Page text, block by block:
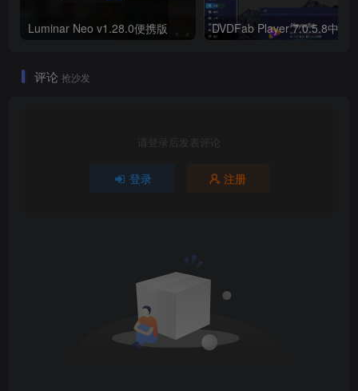
Luminar Neo v1.28.0便携版 DVDFab Player 7.0.5.8中文
评论 抢沙发
请登录后发表评论
登录 注册